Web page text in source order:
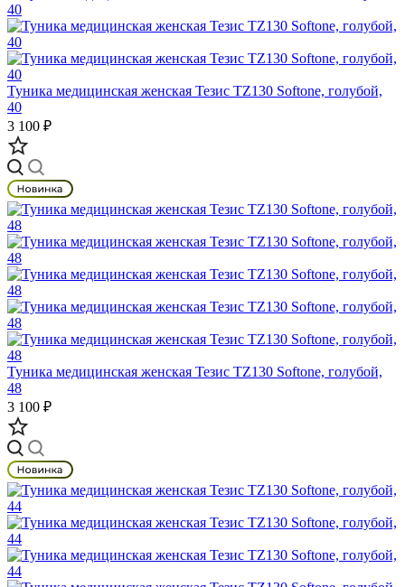
Туника медицинская женская Тезис TZ130 Softone, голубой,
40
3 100 ₽
Туника медицинская женская Тезис TZ130 Softone, голубой,
48
3 100 ₽